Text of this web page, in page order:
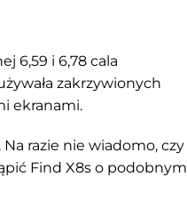
6,59 i 6,78 cala
zakrzywionych
ekranami.
razie nie wiadomo, czy
Find X8s o podobnym